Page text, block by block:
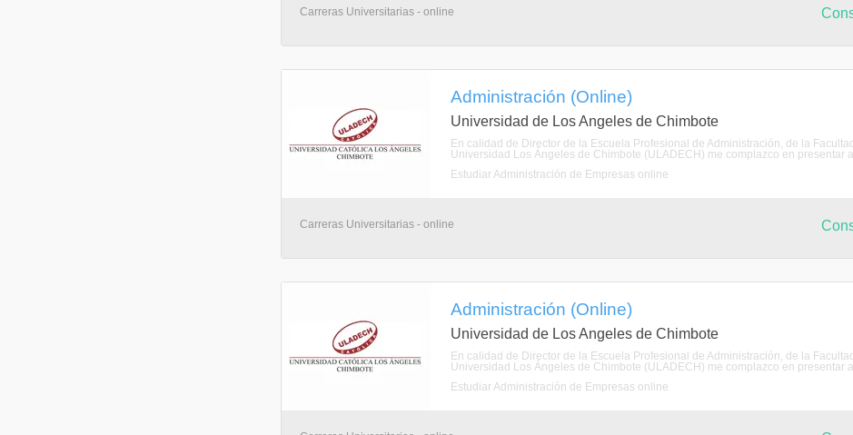
Carreras Universitarias - online
Administración (Online)
Universidad de Los Angeles de Chimbote
En calidad de Director de la Escuela Profesional de Administración, de la
Universidad Los Ángeles de Chimbote (ULADECH) me complazco en presentar
Estudiar Administración de Empresas online
Carreras Universitarias - online
Administración (Online)
Universidad de Los Angeles de Chimbote
En calidad de Director de la Escuela Profesional de Administración, de la
Universidad Los Ángeles de Chimbote (ULADECH) me complazco en presentar
Estudiar Administración de Empresas online